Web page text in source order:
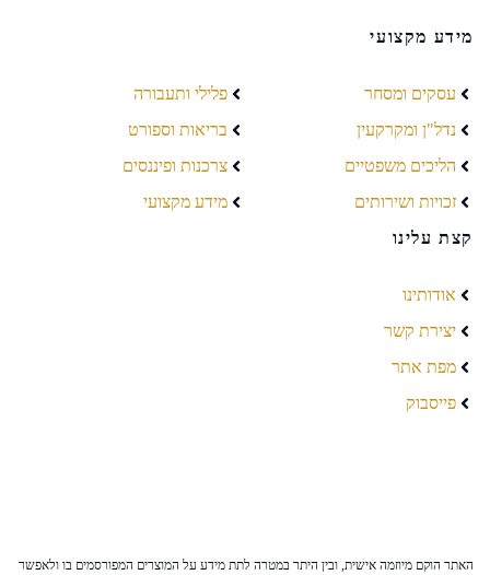
מידע מקצועי
עסקים ומסחר
נדל"ן ומקרקעין
הליכים משפטיים
זכויות ושירותים
פלילי ותעבורה
בריאות וספורט
צרכנות ופיננסים
מידע מקצועי
קצת עלינו
אודותינו
יצירת קשר
מפת אתר
פייסבוק
האתר הוקם מיוזמה אישית, ובין היתר במטרה לתת מידע על המוצרים המפורסמים בו ולאפשר